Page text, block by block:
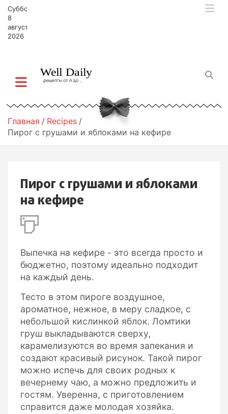
Суббота,
8
августа,
2026
Главная
Recipes
Пирог с грушами и яблоками на кефире
Пирог с грушами и яблоками
на кефире
Выпечка на кефире - это всегда просто и
бюджетно, поэтому идеально подходит
на каждый день.
Тесто в этом пироге воздушное,
ароматное, нежное, в меру сладкое, с
небольшой кислинкой яблок. Ломтики
груш выкладываются сверху,
карамелизуются во время запекания и
создают красивый рисунок. Такой пирог
можно испечь для своих родных к
вечернему чаю, а можно предложить и
гостям. Уверенна, с приготовлением
справится даже молодая хозяйка.